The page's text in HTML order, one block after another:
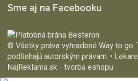
Sme aj na Facebooku
© Všetky práva vyhradené Way to go.
podliehajú autorským právam. •
NajReklama.sk - tvorba eshopu